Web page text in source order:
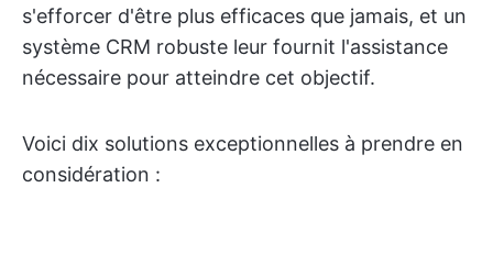
s'efforcer d'être plus efficaces que jamais, et un
système CRM robuste leur fournit l'assistance
nécessaire pour atteindre cet objectif.
Voici dix solutions exceptionnelles à prendre en
considération :